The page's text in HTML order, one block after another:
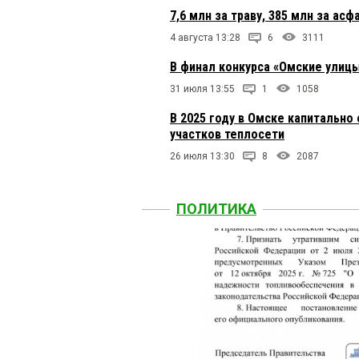
Туда едут на
депутат 17 июля 2024 в
Классика
Построили мост.
7,6 млн за траву, 385 млн за
4 августа 13:28 6 3111
В финал конкурса «Омские
31 июля 13:55 1 1058
В 2025 году в Омске
участков теплосети
26 июля 13:30 8 2087
ПОЛИТИКА